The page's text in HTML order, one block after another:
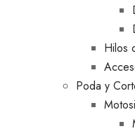
Hilos
Poda y